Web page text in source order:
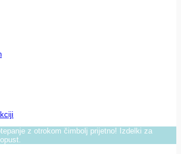
z otrokom čimbolj prijetno! Izdelki za